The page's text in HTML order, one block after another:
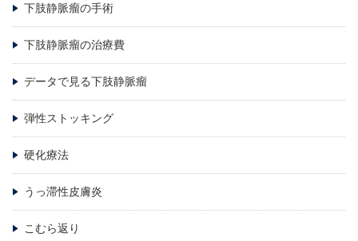
下肢静脈瘤の手術
下肢静脈瘤の治療費
データで見る下肢静脈瘤
弾性ストッキング
硬化療法
うっ滞性皮膚炎
こむら返り